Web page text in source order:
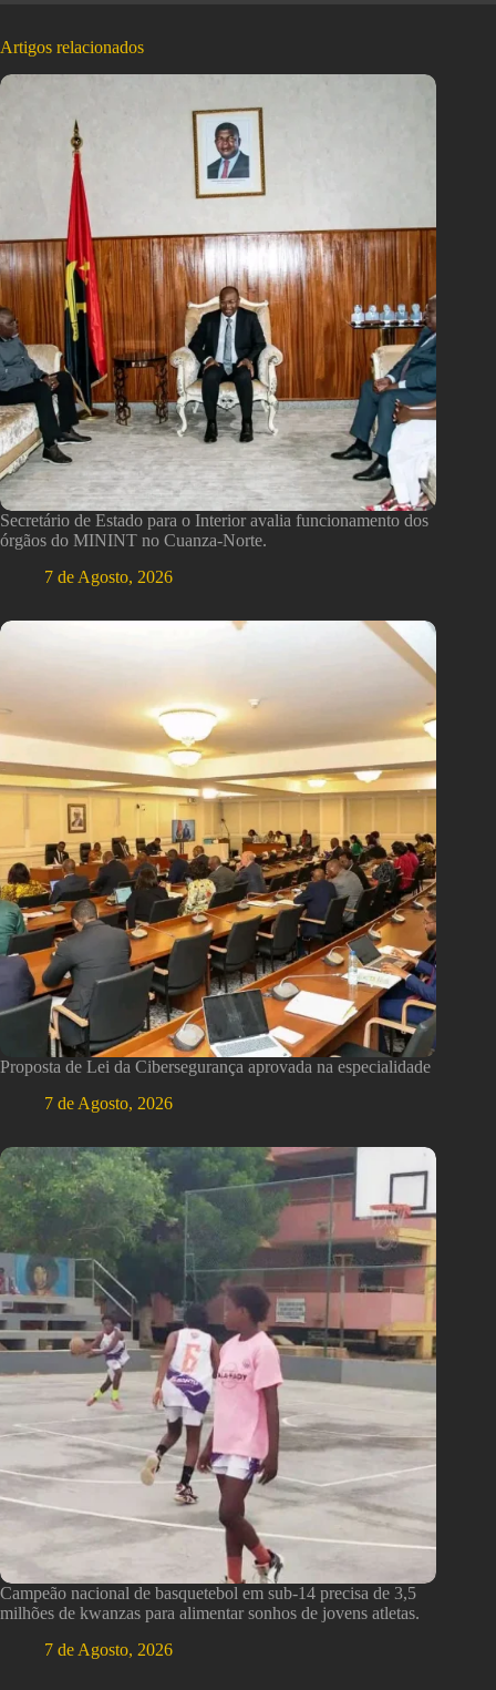
Artigos relacionados
Secretário de Estado para o Interior avalia funcionamento dos
órgãos do MININT no Cuanza-Norte.
7 de Agosto, 2026
Proposta de Lei da Cibersegurança aprovada na especialidade
7 de Agosto, 2026
Campeão nacional de basquetebol em sub-14 precisa de 3,5
milhões de kwanzas para alimentar sonhos de jovens atletas.
7 de Agosto, 2026